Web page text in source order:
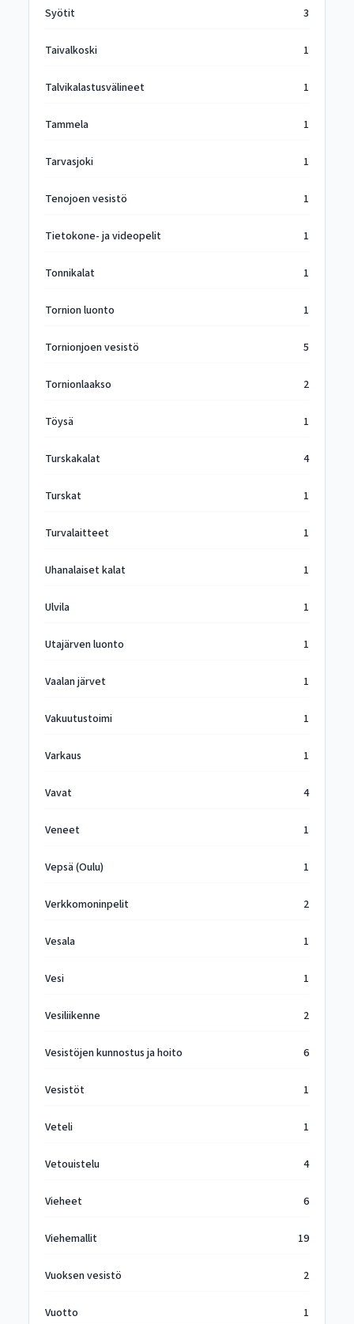
Syötit 3
Taivalkoski 1
Talvikalastusvälineet 1
Tammela 1
Tarvasjoki 1
Tenojoen vesistö 1
Tietokone- ja videopelit 1
Tonnikalat 1
Tornion luonto 1
Tornionjoen vesistö 5
Tornionlaakso 2
Töysä 1
Turskakalat 4
Turskat 1
Turvalaitteet 1
Uhanalaiset kalat 1
Ulvila 1
Utajärven luonto 1
Vaalan järvet 1
Vakuutustoimi 1
Varkaus 1
Vavat 4
Veneet 1
Vepsä (Oulu) 1
Verkkomoninpelit 2
Vesala 1
Vesi 1
Vesiliikenne 2
Vesistöjen kunnostus ja hoito 6
Vesistöt 1
Veteli 1
Vetouistelu 4
Vieheet 6
Viehemallit 19
Vuoksen vesistö 2
Vuotto 1